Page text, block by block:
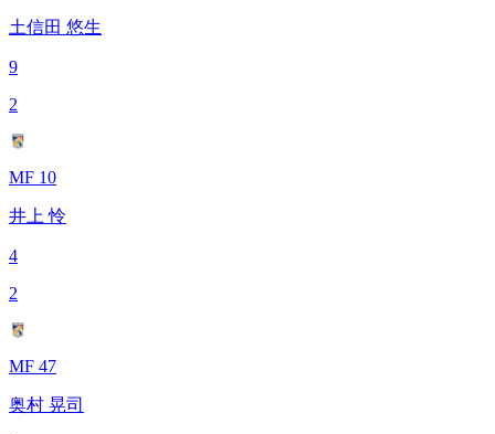
土信田 悠生
9
2
MF 10
井上 怜
4
2
MF 47
奥村 晃司